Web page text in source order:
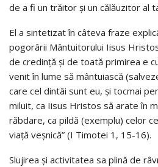
de a fi un trăitor și un călăuzitor al
El a sintetizat în câteva fraze
pogorârii Mântuitorului Iisus
de credință și de toată primirea e
venit în lume să mântuiască
care cel dintâi sunt eu, și tocmai
miluit, ca Iisus Hristos să arate în
răbdare, ca pildă (exemplu) celor
viață veșnică” (I Timotei 1, 15-16).
Slujirea și activitatea sa plină de